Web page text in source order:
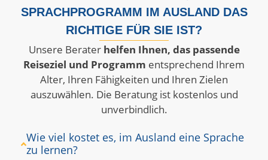
SPRACHPROGRAMM IM AUSLAND DAS
RICHTIGE FÜR SIE IST?
Unsere Berater helfen Ihnen, das passende
Reiseziel und Programm entsprechend Ihrem
Alter, Ihren Fähigkeiten und Ihren Zielen
auszuwählen. Die Beratung ist kostenlos und
unverbindlich.
Wie viel kostet es, im Ausland eine Sprache
zu lernen?